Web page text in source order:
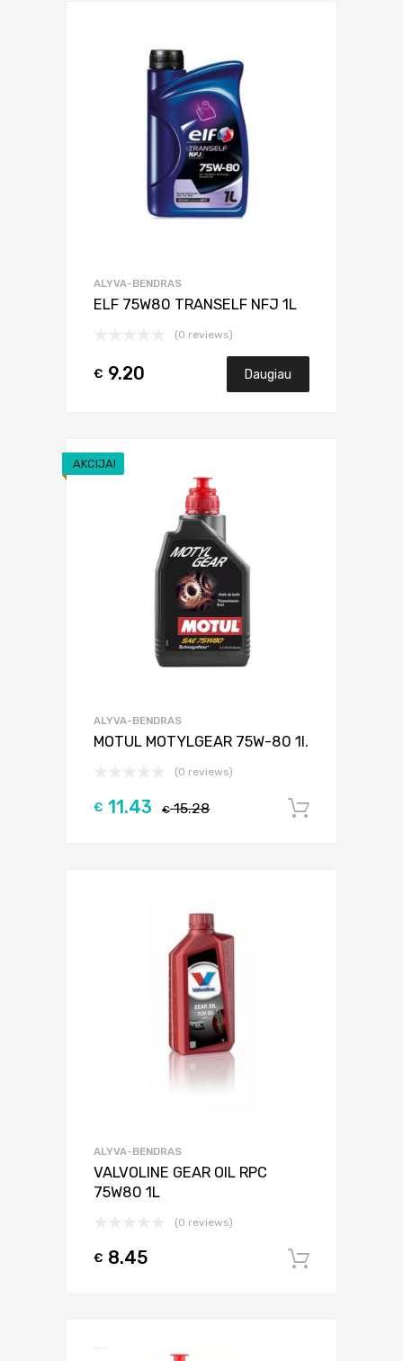
ALYVA-BENDRAS
ELF 75W80 TRANSELF NFJ 1L
(0 reviews)
€ 9.20 Daugiau
AKCIJA!
ALYVA-BENDRAS
MOTUL MOTYLGEAR 75W-80 1l.
(0 reviews)
€15.28
€ 11.43
ALYVA-BENDRAS
VALVOLINE GEAR OIL RPC
75W80 1L
(0 reviews)
€ 8.45